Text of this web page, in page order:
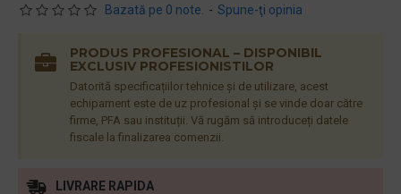
Bazată pe 0 note. - Spune-ţi opinia
PRODUS PROFESIONAL – DISPONIBIL
EXCLUSIV PROFESIONISTILOR
Datorită specificațiilor tehnice și de utilizare, acest
echipament este de uz profesional și se vinde doar către
firme, PFA sau instituții. Vă rugăm să introduceți datele
fiscale la finalizarea comenzii.
LIVRARE RAPIDA